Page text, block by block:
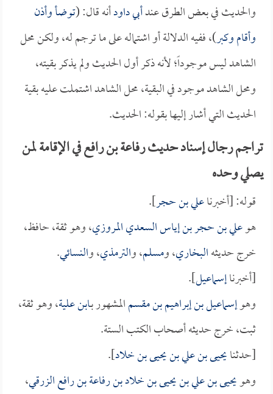
والحديث في بعض الطرق عندأبي داودأنه قال: (توضأ وأذن
وأقام وكبر)، ففيه الدلالة أو اشتماله على ما ترجم له، ولكن محل
الشاهد ليس موجوداً؛ لأنه ذكر أول الحديث ولم يذكر بقيته،
ومحل الشاهد موجود في البقية، محل الشاهد اشتملت عليه بقية
الحديث التي أشار إليها بقوله: الحديث.
تراجم رجال إسناد حديث رفاعة بن رافع في الإقامة لمن
يصلي وحده
قوله: [أخبرناعلي بن حجر].
هوعلي بن حجر بن إياس السعدي المروزي، وهو ثقة، حافظ،
خرج حديثهالبخاري، ومسلم، والترمذي، والنسائي.
[أخبرناإسماعيل].
وهوإسماعيل بن إبراهيم بن مقسمالمشهور بـابن علية، وهو ثقة،
ثبت، خرج حديثه أصحاب الكتب الستة.
[حدثنايحيى بن علي بن يحيى بن خلاد].
وهويحيى بن علي بن يحيى بن خلاد بن رفاعة بن رافع الزرقي،